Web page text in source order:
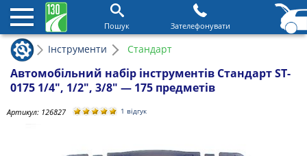
Пошук Зателефонувати
Інструменти Стандарт
Автомобільний набір інструментів Стандарт ST-
0175 1/4", 1/2", 3/8" — 175 предметів
Артикул: 126827 1 відгук